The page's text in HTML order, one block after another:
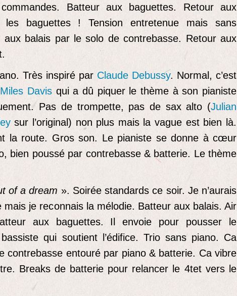
Batteur aux baguettes. Retour aux
les baguettes ! Tension entretenue mais sans
aux balais par le solo de contrebasse. Retour aux
Très inspiré par Claude Debussy. Normal, c’est
Miles Davis qui a dû piquer le thème à son pianiste
Pas de trompette, pas de sax alto (Julian
sur l’original) non plus mais la vague est bien là.
la route. Gros son. Le pianiste se donne à cœur
bien poussé par contrebasse & batterie. Le thème
of a dream ». Soirée standards ce soir. Je n’aurais
mais je reconnais la mélodie. Batteur aux balais. Air
aux baguettes. Il envoie pour pousser le
qui soutient l’édifice. Trio sans piano. Ca
contrebasse entouré par piano & batterie. Ca vibre
Breaks de batterie pour relancer le 4tet vers le